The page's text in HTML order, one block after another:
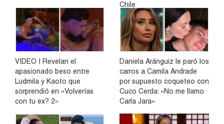
Chile
VIDEO | Revelan el
apasionado beso entre
Ludmila y Kaoto que
sorprendió en «Volverías
con tu ex? 2»
Daniela Aránguiz le paró los
carros a Camila Andrade
por supuesto coqueteo con
Cuco Cerda: «No me llamo
Carla Jara»